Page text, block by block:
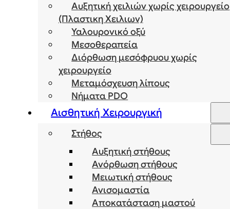
Αυξητική χειλιών χωρίς χειρουργείο
(Πλαστικη Χειλιων)
Υαλουρονικό οξύ
Μεσοθεραπεία
Διόρθωση μεσόφρυου χωρίς
χειρουργείο
Μεταμόσχευση λίπους
Νήματα PDO
Αισθητική Χειρουργική
Στήθος
Αυξητική στήθους
Ανόρθωση στήθους
Μειωτική στήθους
Ανισομαστία
Αποκατάσταση μαστού